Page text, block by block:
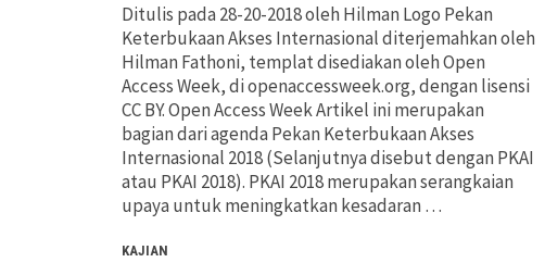
Ditulis pada 28-20-2018 oleh Hilman Logo Pekan
Keterbukaan Akses Internasional diterjemahkan oleh
Hilman Fathoni, templat disediakan oleh Open
Access Week, di openaccessweek.org, dengan lisensi
CC BY. Open Access Week Artikel ini merupakan
bagian dari agenda Pekan Keterbukaan Akses
Internasional 2018 (Selanjutnya disebut dengan PKAI
atau PKAI 2018). PKAI 2018 merupakan serangkaian
upaya untuk meningkatkan kesadaran …
KAJIAN